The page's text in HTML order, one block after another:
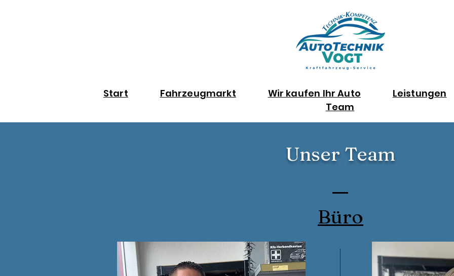
Start Fahrzeugmarkt Wir kaufen Ihr Auto
Leistungen
Team
Unser Team
Büro